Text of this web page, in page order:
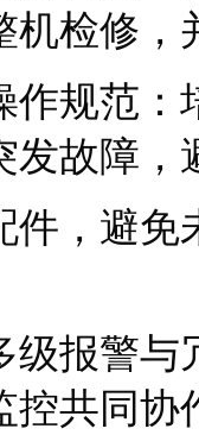
机检修，
作规范
发故障，
件，避
级报警
控共同